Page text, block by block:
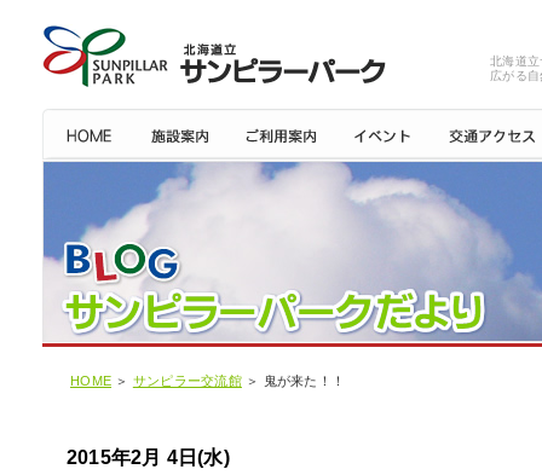
北海道
広がる
HOME ＞ サンピラー交流館＞ 鬼が来た！！
2015年2月 4日(水)